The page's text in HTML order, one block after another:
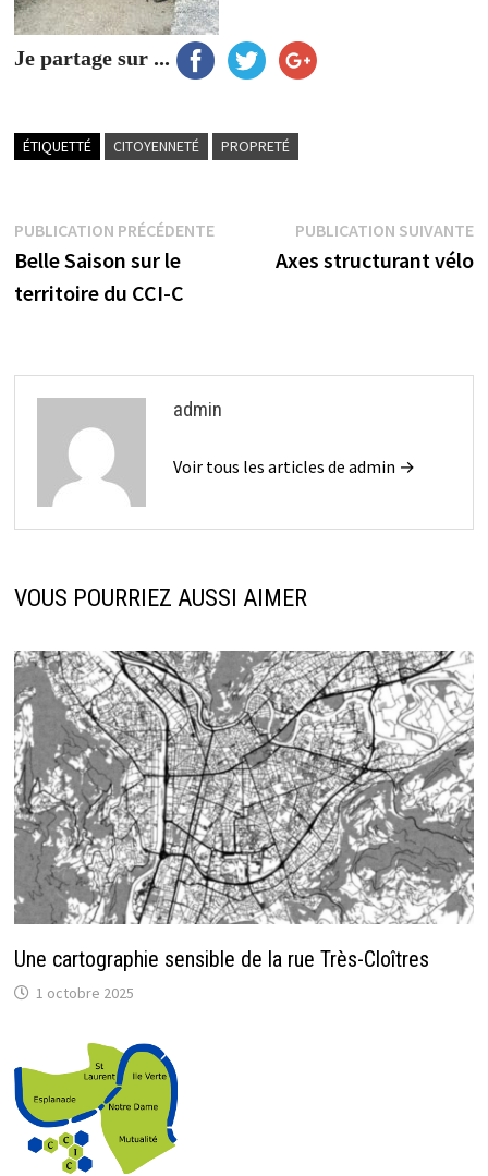
Je partage sur ...
ÉTIQUETTÉ CITOYENNETÉ PROPRETÉ
Navigation
de
PUBLICATION PRÉCÉDENTEPublication
précédente :
Belle Saison sur le
territoire du CCI-C
PUBLICATION SUIVANTE
Axes structurant vélo
admin
Voir tous les articles de admin →
VOUS POURRIEZ AUSSI AIMER
Une cartographie sensible de la rue Très-Cloîtres
1 octobre 2025